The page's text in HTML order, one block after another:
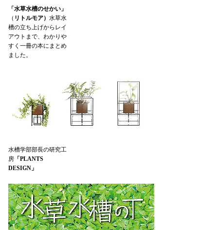
「水草水槽のせかい」
（ リトルモア） 水草水
槽の立ち上げからレイ
アウトまで、わかりや
すく一冊の本にまとめ
ました。
水槽学部部長の研究工
房「PLANTS
DESIGN」